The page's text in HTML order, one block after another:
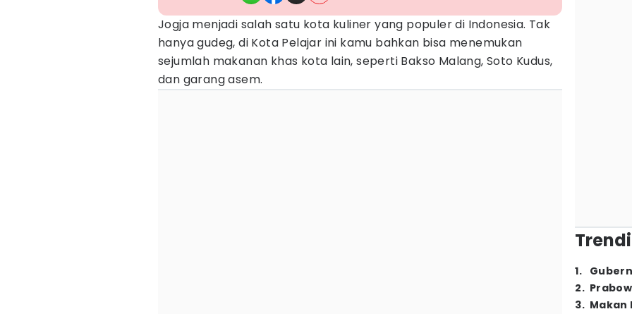
Jogja menjadi salah satu kota kuliner yang populer di Indonesia. Tak
hanya gudeg, di Kota Pelajar ini kamu bahkan bisa menemukan
sejumlah makanan khas kota lain, seperti Bakso Malang, Soto Kudus,
dan garang asem.
1.
2.
3. Makan